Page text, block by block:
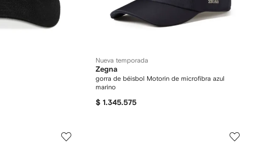
Nueva temporada
Zegna
gorra de béisbol Motorin de microfibra azul
marino
$ 1.345.575